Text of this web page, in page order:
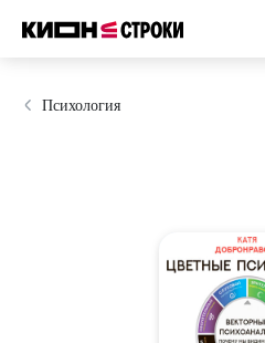
Психология